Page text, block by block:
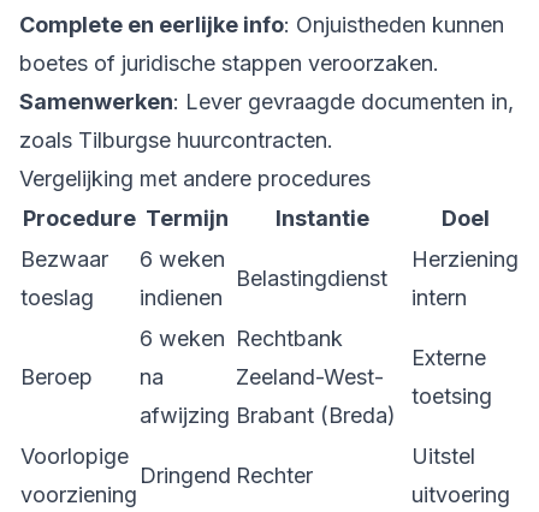
Complete en eerlijke info: Onjuistheden kunnen
boetes of juridische stappen veroorzaken.
Samenwerken: Lever gevraagde documenten in,
zoals Tilburgse huurcontracten.
Vergelijking met andere procedures
Procedure Termijn Instantie
Doel
Bezwaar
toeslag
6 weken
indienen
Belastingdienst
Herziening
intern
Beroep
6 weken
na
afwijzing
Rechtbank
Zeeland-West-
Brabant (Breda)
Externe
toetsing
Voorlopige
voorziening
Dringend Rechter
Uitstel
uitvoering